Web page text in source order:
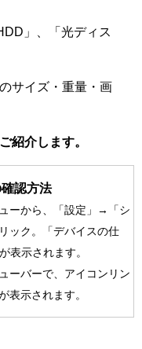
」、「光ディス
サイズ・重量・画
紹介します。
認方法
ーから、「設定」→「シ
ック。
「デバイスの仕
表示されます。
ーバーで、アイコンリン
表示されます。